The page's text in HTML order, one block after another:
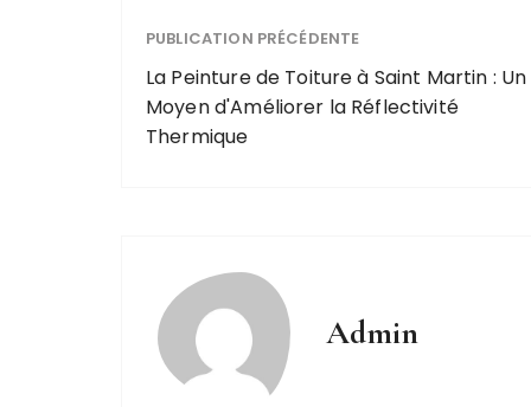
PUBLICATION PRÉCÉDENTE
La Peinture de Toiture à Saint Martin : Un
Moyen d'Améliorer la Réflectivité
Thermique
Admin